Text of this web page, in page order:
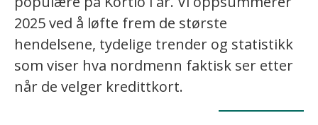
2025 ved å løfte frem de største
hendelsene, tydelige trender og statistikk
som viser hva nordmenn faktisk ser etter
når de velger kredittkort.